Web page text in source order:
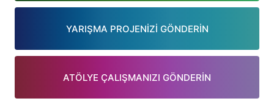
YARIŞMA PROJENİZİ GÖNDERİN
ATÖLYE ÇALIŞMANIZI GÖNDERİN